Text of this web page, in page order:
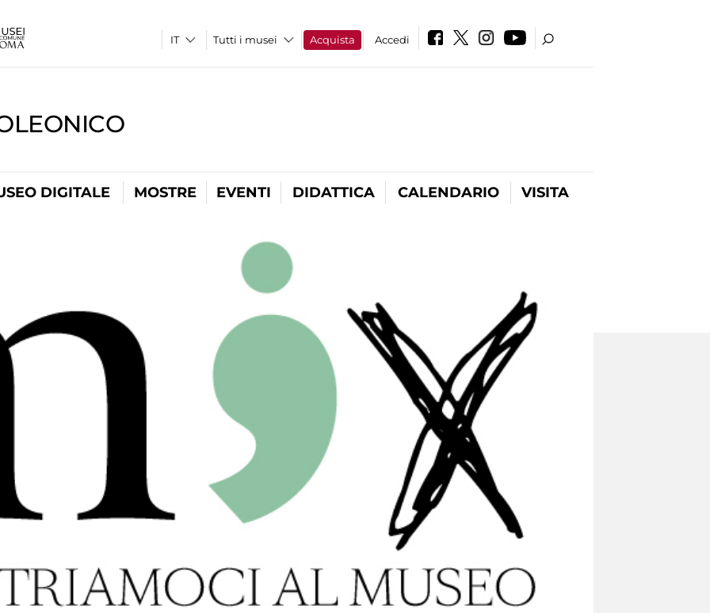
Tutti i musei Acquista Accedi
DIGITALE MOSTRE EVENTI DIDATTICA CALENDARIO VISITA